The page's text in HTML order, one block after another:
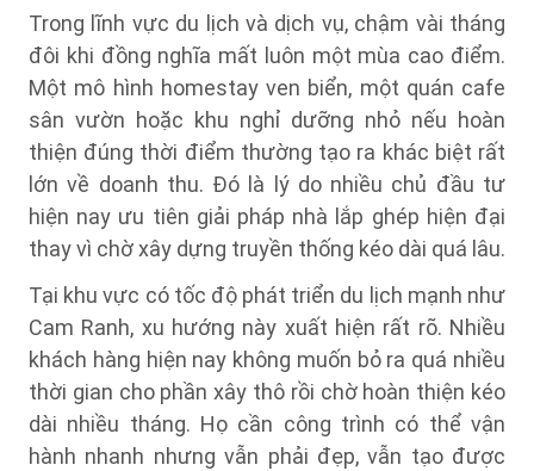
Trong lĩnh vực du lịch và dịch vụ, chậm vài tháng
đôi khi đồng nghĩa mất luôn một mùa cao điểm.
Một mô hình homestay ven biển, một quán cafe
sân vườn hoặc khu nghỉ dưỡng nhỏ nếu hoàn
thiện đúng thời điểm thường tạo ra khác biệt rất
lớn về doanh thu. Đó là lý do nhiều chủ đầu tư
hiện nay ưu tiên giải pháp nhà lắp ghép hiện đại
thay vì chờ xây dựng truyền thống kéo dài quá lâu.
Tại khu vực có tốc độ phát triển du lịch mạnh như
Cam Ranh, xu hướng này xuất hiện rất rõ. Nhiều
khách hàng hiện nay không muốn bỏ ra quá nhiều
thời gian cho phần xây thô rồi chờ hoàn thiện kéo
dài nhiều tháng. Họ cần công trình có thể vận
hành nhanh nhưng vẫn phải đẹp, vẫn tạo được